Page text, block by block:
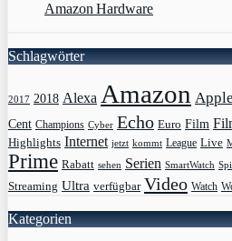
Amazon Hardware
Schlagwörter
2017 2018 Alexa Amazon Apple
Cent Champions Cyber Echo Euro Film
Highlights Internet jetzt kommt League Live
Prime Rabatt sehen Serien SmartWatch
Streaming Ultra verfügbar Video Watch
Kategorien